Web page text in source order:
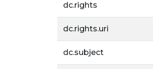
dc.rights
dc.rights.uri
dc.subject